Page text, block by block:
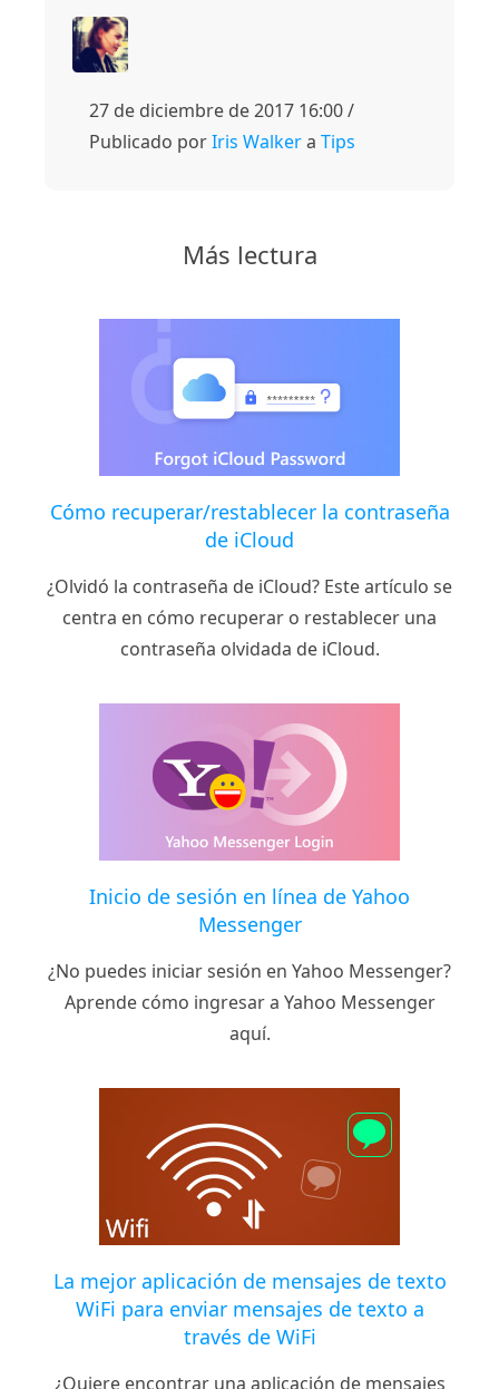
27 de diciembre de 2017 16:00 /
Publicado porIris Walkera Tips
Más lectura
Cómo recuperar/restablecer la contraseña
de iCloud
¿Olvidó la contraseña de iCloud? Este artículo se
centra en cómo recuperar o restablecer una
contraseña olvidada de iCloud.
Inicio de sesión en línea de Yahoo
Messenger
¿No puedes iniciar sesión en Yahoo Messenger?
Aprende cómo ingresar a Yahoo Messenger
aquí.
La mejor aplicación de mensajes de texto
WiFi para enviar mensajes de texto a
través de WiFi
¿Quiere encontrar una aplicación de mensajes